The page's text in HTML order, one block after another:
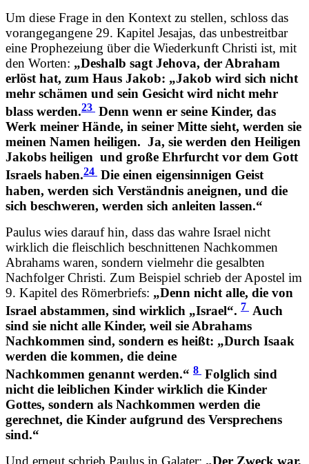
Um diese Frage in den Kontext zu stellen, schloss das
vorangegangene 29. Kapitel Jesajas, das unbestreitbar
eine Prophezeiung über die Wiederkunft Christi ist, mit
den Worten: „Deshalb sagt Jehova, der Abraham
erlöst hat, zum Haus Jakob: „Jakob wird sich nicht
mehr schämen und sein Gesicht wird nicht mehr
blass werden.23 Denn wenn er seine Kinder, das
Werk meiner Hände, in seiner Mitte sieht, werden sie
meinen Namen heiligen. Ja, sie werden den Heiligen
Jakobs heiligen und große Ehrfurcht vor dem Gott
Israels haben.24 Die einen eigensinnigen Geist
haben, werden sich Verständnis aneignen, und die
sich beschweren, werden sich anleiten lassen.“
Paulus wies darauf hin, dass das wahre Israel nicht
wirklich die fleischlich beschnittenen Nachkommen
Abrahams waren, sondern vielmehr die gesalbten
Nachfolger Christi. Zum Beispiel schrieb der Apostel im
9. Kapitel des Römerbriefs: „Denn nicht alle, die von
Israel abstammen, sind wirklich „Israel“. 7 Auch
sind sie nicht alle Kinder, weil sie Abrahams
Nachkommen sind, sondern es heißt: „Durch Isaak
werden die kommen, die deine
Nachkommen genannt werden.“ 8 Folglich sind
nicht die leiblichen Kinder wirklich die Kinder
Gottes, sondern als Nachkommen werden die
gerechnet, die Kinder aufgrund des Versprechens
sind.“
Und erneut schrieb Paulus in Galater: „Der Zweck war,